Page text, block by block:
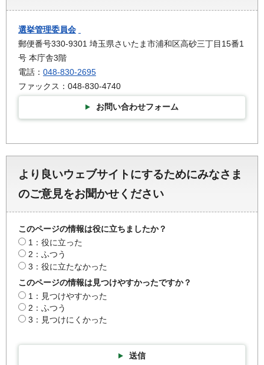
選挙管理委員会
郵便番号330-9301 埼玉県さいたま市浦和区高砂三丁目15番1
号 本庁舎3階
電話： 048-830-2695
ファックス：048-830-4740
お問い合わせフォーム
より良いウェブサイトにするためにみなさま
のご意見をお聞かせください
このページの情報は役に立ちましたか？
1：役に立った
2：ふつう
3：役に立たなかった
このページの情報は見つけやすかったですか？
1：見つけやすかった
2：ふつう
3：見つけにくかった
送信